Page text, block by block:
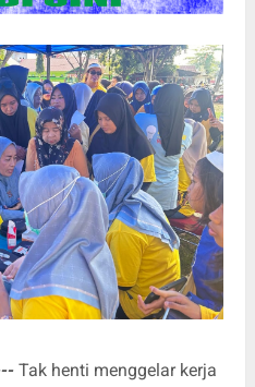
Tak henti menggelar kerja